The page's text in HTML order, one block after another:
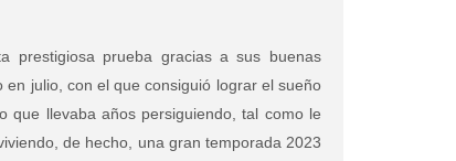
prestigiosa prueba gracias a sus buenas
julio, con el que consiguió lograr el sueño
que llevaba años persiguiendo, tal como le
de hecho, una gran temporada 2023